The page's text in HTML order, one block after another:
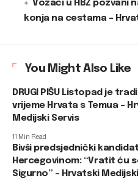
Vozači u HBŽ pozvani
konja na cestama –
You Might Also Like
DRUGI PIŠU Listopad je
vrijeme Hrvata s Temua –
Medijski Servis
11 Min Read
Bivši predsjednički
Hercegovinom: “Vratit ću
Sigurno” – Hrvatski